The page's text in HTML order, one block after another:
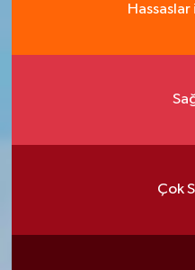
Hassaslar
Çok